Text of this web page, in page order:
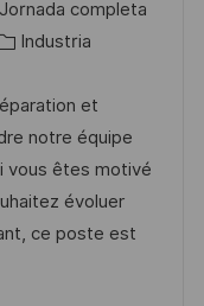
Jornada completa
Industria
et
notre équipe
vous êtes motivé
évoluer
ce poste est